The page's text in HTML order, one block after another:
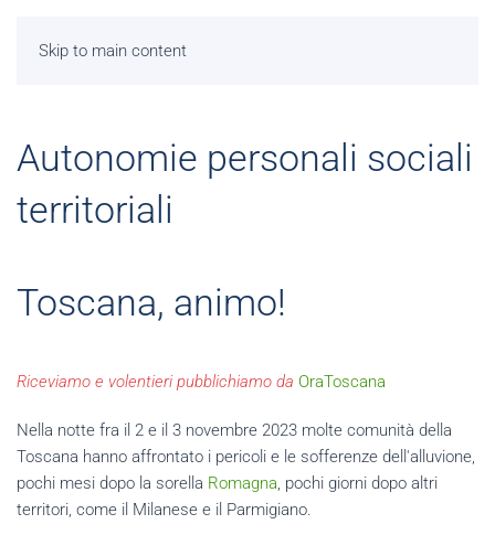
Skip to main content
Autonomie personali sociali
territoriali
Toscana, animo!
Riceviamo e volentieri pubblichiamo da OraToscana
Nella notte fra il 2 e il 3 novembre 2023 molte comunità della
Toscana hanno affrontato i pericoli e le sofferenze dell'alluvione,
pochi mesi dopo la sorella Romagna, pochi giorni dopo altri
territori, come il Milanese e il Parmigiano.